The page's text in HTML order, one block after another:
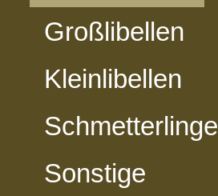
Großlibellen
Kleinlibellen
Schmetterlinge
Sonstige